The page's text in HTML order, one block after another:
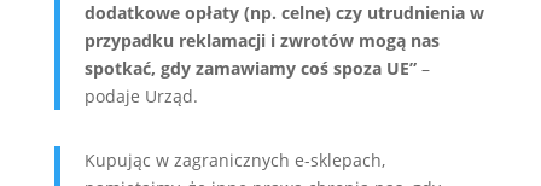
dodatkowe opłaty (np. celne) czy utrudnienia w
przypadku reklamacji i zwrotów mogą nas
spotkać, gdy zamawiamy coś spoza UE”–
podaje Urząd.
Kupując w zagranicznych e-sklepach,